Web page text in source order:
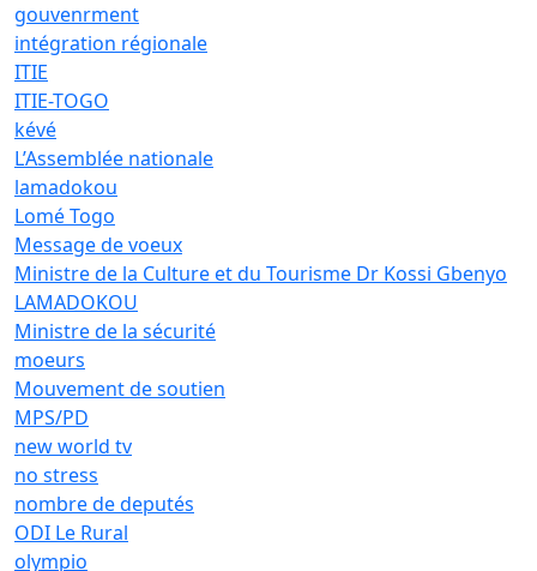
gouvenrment
intégration régionale
ITIE
ITIE-TOGO
kévé
L’Assemblée nationale
lamadokou
Lomé Togo
Message de voeux
Ministre de la Culture et du Tourisme Dr Kossi Gbenyo
LAMADOKOU
Ministre de la sécurité
moeurs
Mouvement de soutien
MPS/PD
new world tv
no stress
nombre de deputés
ODI Le Rural
olympio